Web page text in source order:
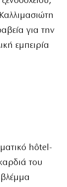
για την
εμπειρία
hôtel-
του